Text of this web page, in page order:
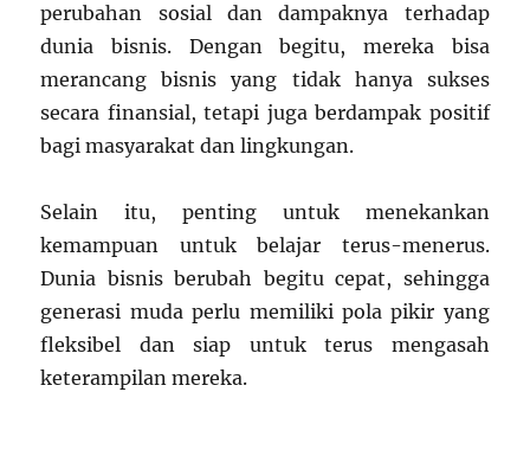
perubahan sosial dan dampaknya terhadap
dunia bisnis. Dengan begitu, mereka bisa
merancang bisnis yang tidak hanya sukses
secara finansial, tetapi juga berdampak positif
bagi masyarakat dan lingkungan.
Selain itu, penting untuk menekankan
kemampuan untuk belajar terus-menerus.
Dunia bisnis berubah begitu cepat, sehingga
generasi muda perlu memiliki pola pikir yang
fleksibel dan siap untuk terus mengasah
keterampilan mereka.